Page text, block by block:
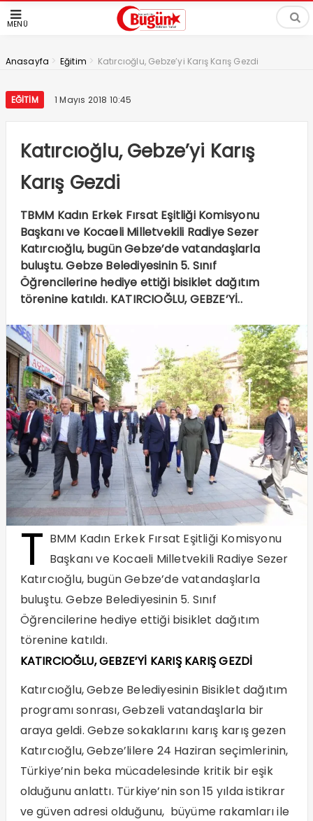
MENÜ
Anasayfa > Eğitim > Katırcıoğlu, Gebze’yi Karış Karış Gezdi
EĞITIM 1 Mayıs 2018 10:45
Katırcıoğlu, Gebze’yi Karış
Karış Gezdi
TBMM Kadın Erkek Fırsat Eşitliği Komisyonu
Başkanı ve Kocaeli Milletvekili Radiye Sezer
Katırcıoğlu, bugün Gebze’de vatandaşlarla
buluştu. Gebze Belediyesinin 5. Sınıf
Öğrencilerine hediye ettiği bisiklet dağıtım
törenine katıldı. KATIRCIOĞLU, GEBZE’Yİ..
T BMM Kadın Erkek Fırsat Eşitliği Komisyonu
Başkanı ve Kocaeli Milletvekili Radiye Sezer
Katırcıoğlu, bugün Gebze’de vatandaşlarla
buluştu. Gebze Belediyesinin 5. Sınıf
Öğrencilerine hediye ettiği bisiklet dağıtım
törenine katıldı.
KATIRCIOĞLU, GEBZE’Yİ KARIŞ KARIŞ GEZDİ
Katırcıoğlu, Gebze Belediyesinin Bisiklet dağıtım
programı sonrası, Gebzeli vatandaşlarla bir
araya geldi. Gebze sokaklarını karış karış gezen
Katırcıoğlu, Gebze’lilere 24 Haziran seçimlerinin,
Türkiye’nin beka mücadelesinde kritik bir eşik
olduğunu anlattı. Türkiye’nin son 15 yılda istikrar
ve güven adresi olduğunu, büyüme rakamları ile